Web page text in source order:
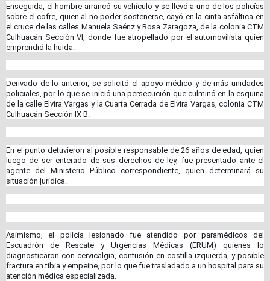
Enseguida, el hombre arrancó su vehículo y se llevó a uno de los policías
sobre el cofre, quien al no poder sostenerse, cayó en la cinta asfáltica en
el cruce de las calles Manuela Saénz y Rosa Zaragoza, de la colonia CTM
Culhuacán Sección VI, donde fue atropellado por el automovilista quien
emprendió la huida.
Derivado de lo anterior, se solicitó el apoyo médico y de más unidades
policiales, por lo que se inició una persecución que culminó en la esquina
de la calle Elvira Vargas y la Cuarta Cerrada de Elvira Vargas, colonia CTM
Culhuacán Sección IX B.
En el punto detuvieron al posible responsable de 26 años de edad, quien
luego de ser enterado de sus derechos de ley, fue presentado ante el
agente del Ministerio Público correspondiente, quien determinará su
situación jurídica.
Asimismo, el policía lesionado fue atendido por paramédicos del
Escuadrón de Rescate y Urgencias Médicas (ERUM) quienes lo
diagnosticaron con cervicalgia, contusión en costilla izquierda, y posible
fractura en tibia y empeine, por lo que fue trasladado a un hospital para su
atención médica especializada.